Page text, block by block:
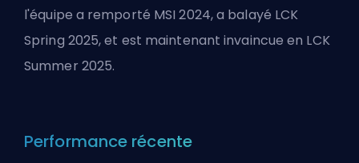
l'équipe a remporté MSI 2024, a balayé LCK
Spring 2025, et est maintenant invaincue en LCK
Summer 2025.
Performance récente